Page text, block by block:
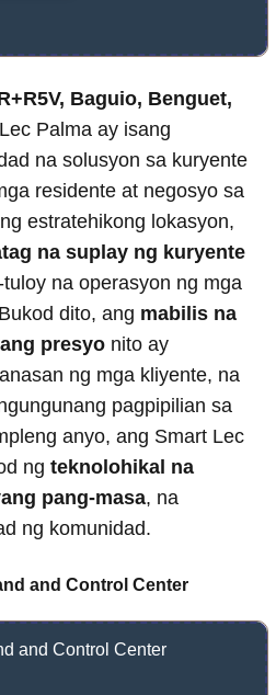
Baguio, Benguet,
Palma ay isang
na solusyon sa kuryente
residente at negosyo sa
estratehikong lokasyon,
na suplay ng kuryente
na operasyon ng mga
dito, ang mabilis na
presyo nito ay
ng mga kliyente, na
pagpipilian sa
anyo, ang Smart Lec
ng teknolohikal na
pang-masa, na
ng komunidad.
and Control Center